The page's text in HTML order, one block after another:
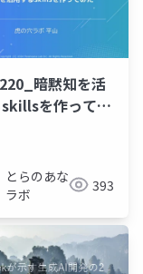
暗黙知を活
を作ってみ
とらのあな
ラボ
393